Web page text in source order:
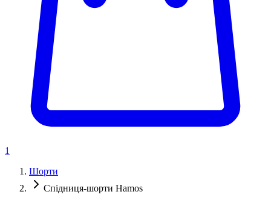
1
Шорти
Спідниця-шорти Hamos